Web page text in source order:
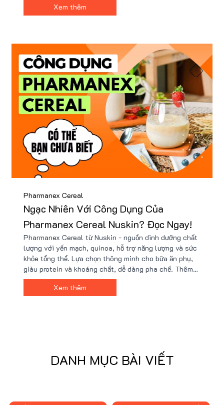
Xem thêm
Pharmanex Cereal
Ngạc Nhiên Với Công Dụng Của
Pharmanex Cereal Nuskin? Đọc Ngay!
Pharmanex Cereal từ Nuskin - nguồn dinh dưỡng chất
lượng với yến mạch, quinoa, hỗ trợ năng lượng và sức
khỏe tổng thể. Lựa chọn thông minh cho bữa ăn phụ,
giàu protein và khoáng chất, dễ dàng pha chế. Thêm
vào thực đơn ngay!
Xem thêm
DANH MỤC BÀI VIẾT